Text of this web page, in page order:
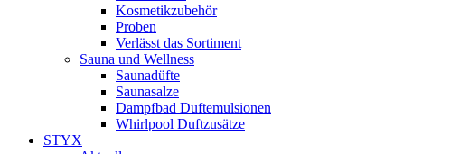
Kosmetikzubehör
Proben
Verlässt das Sortiment
Sauna und Wellness
Saunadüfte
Saunasalze
Dampfbad Duftemulsionen
Whirlpool Duftzusätze
STYX